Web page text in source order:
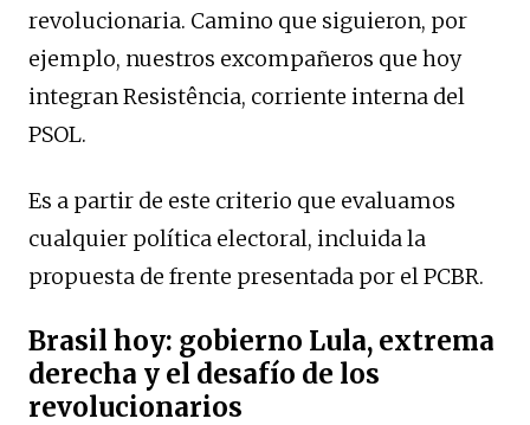
revolucionaria. Camino que siguieron, por
ejemplo, nuestros excompañeros que hoy
integran Resistência, corriente interna del
PSOL.
Es a partir de este criterio que evaluamos
cualquier política electoral, incluida la
propuesta de frente presentada por el PCBR.
Brasil hoy: gobierno Lula, extrema
derecha y el desafío de los
revolucionarios